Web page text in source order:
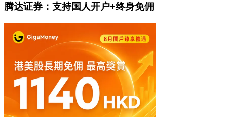
腾达证券：支持国人开户+终身免佣